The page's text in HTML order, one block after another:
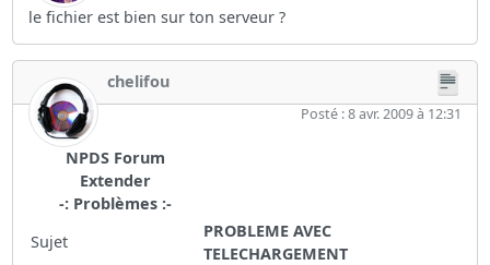
le fichier est bien sur ton serveur ?
chelifou
Posté : 8 avr. 2009 à 12:31
NPDS Forum
Extender
-: Problèmes :-
Sujet
PROBLEME AVEC
TELECHARGEMENT